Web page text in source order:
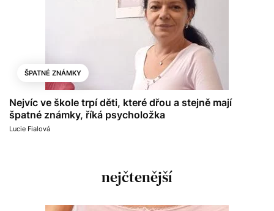
ŠPATNÉ ZNÁMKY
Nejvíc ve škole trpí děti, které dřou a stejně mají
špatné známky, říká psycholožka
Lucie Fialová
nejčtenější